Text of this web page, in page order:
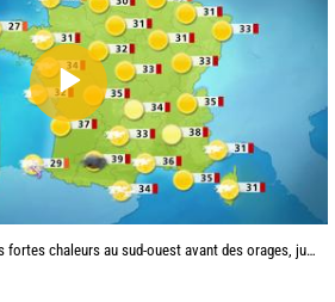
chaleurs au sud-ouest avant des orages, jusqu'à 39°C